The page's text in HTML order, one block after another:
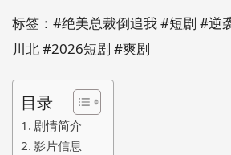
标签：#绝美总裁倒追我 #短剧 #逆
川北 #2026短剧 #爽剧
目录
剧情简介
影片信息